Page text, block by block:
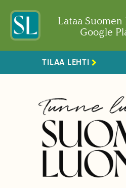
Lataa
Google
TILAA LEHTI